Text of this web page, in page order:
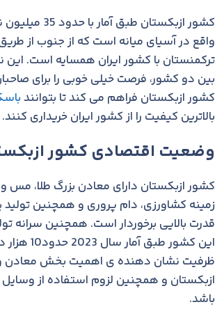
کشور ازبکستان
واقع در آسیای میانه است که از جنوب از
ترکمنستان با کشور ایران همسایه است. این
بین دو کشور، فرصت خیلی خوبی را برای
کشور ازبکستان فراهم می کند تا بتوانند
بالاترین کیفیت را از کشور ایران خریداری کنند.
وضعیت اقتصادی کشور
کشور ازبکستان دارای معادن بزرگ طلا، مس
زمینه کشاورزی، دام پروری و همچنین تولید
قدرت بالایی برخوردار است. همچنین سرانه
این کشور
ظرفیت نشان دهنده ی اهمیت بخش معادن
ازبکستان و همچنین لزوم استفاده از وسایل
باشد.